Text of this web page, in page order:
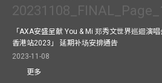
「AXA安盛呈献 You & Mi 郑秀文世界巡迴演唱
香港站2023」 延期补场安排通告
2023-11-08
更多